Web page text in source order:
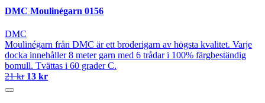
DMC Moulinégarn 0156
DMC
Moulinégarn från DMC är ett broderigarn av högsta kvalitet. Varje
docka innehåller 8 meter garn med 6 trådar i 100% färgbeständig
bomull. Tvättas i 60 grader C.
21 kr 13 kr